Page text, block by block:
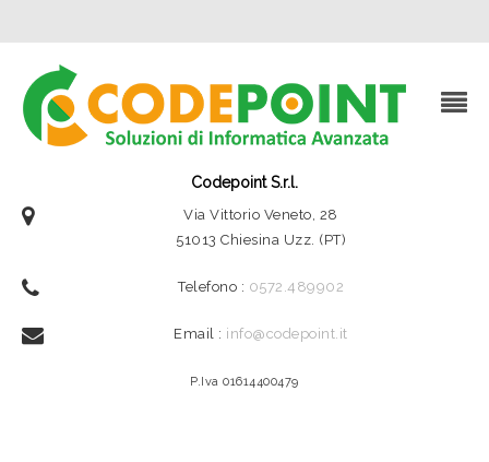
Codepoint S.r.l.
Via Vittorio Veneto, 28
51013 Chiesina Uzz. (PT)
Telefono : 0572.489902
Email : info@codepoint.it
P.Iva 01614400479